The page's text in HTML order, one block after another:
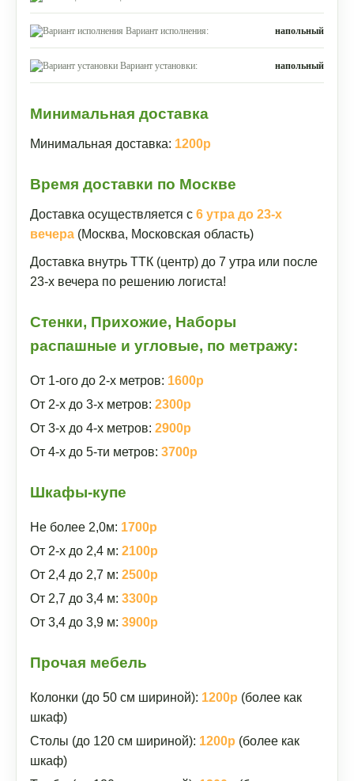
Вариант исполнения: напольный
Вариант установки: напольный
Минимальная доставка
Минимальная доставка: 1200р
Время доставки по Москве
Доставка осуществляется с 6 утра до 23-х
вечера (Москва, Московская область)
Доставка внутрь ТТК (центр) до 7 утра или после
23-х вечера по решению логиста!
Стенки, Прихожие, Наборы
распашные и угловые, по метражу:
От 1-ого до 2-х метров: 1600р
От 2-х до 3-х метров: 2300р
От 3-х до 4-х метров: 2900р
От 4-х до 5-ти метров: 3700р
Шкафы-купе
Не более 2,0м: 1700р
От 2-х до 2,4 м: 2100р
От 2,4 до 2,7 м: 2500р
От 2,7 до 3,4 м: 3300р
От 3,4 до 3,9 м: 3900р
Прочая мебель
Колонки (до 50 см шириной): 1200р (более как
шкаф)
Столы (до 120 см шириной): 1200р (более как
шкаф)